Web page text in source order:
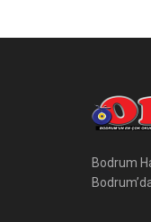
Bodrum